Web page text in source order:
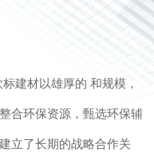
建材以雄厚的 和规模，
合环保资源，甄选环保辅
立了长期的战略合作关